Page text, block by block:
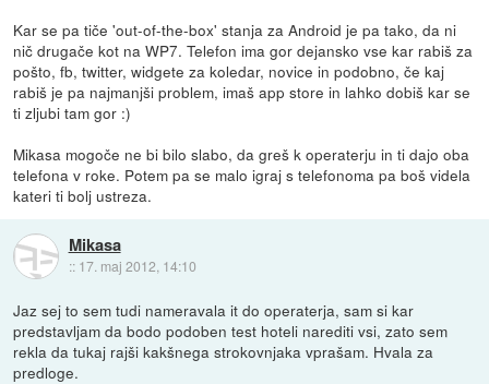
Kar se pa tiče 'out-of-the-box' stanja za Android je pa tako, da ni
nič drugače kot na WP7. Telefon ima gor dejansko vse kar rabiš za
pošto, fb, twitter, widgete za koledar, novice in podobno, če kaj
rabiš je pa najmanjši problem, imaš app store in lahko dobiš kar se
ti zljubi tam gor :)
Mikasa mogoče ne bi bilo slabo, da greš k operaterju in ti dajo oba
telefona v roke. Potem pa se malo igraj s telefonoma pa boš videla
kateri ti bolj ustreza.
Mikasa
:: 17. maj 2012, 14:10
Jaz sej to sem tudi nameravala it do operaterja, sam si kar
predstavljam da bodo podoben test hoteli narediti vsi, zato sem
rekla da tukaj rajši kakšnega strokovnjaka vprašam. Hvala za
predloge.